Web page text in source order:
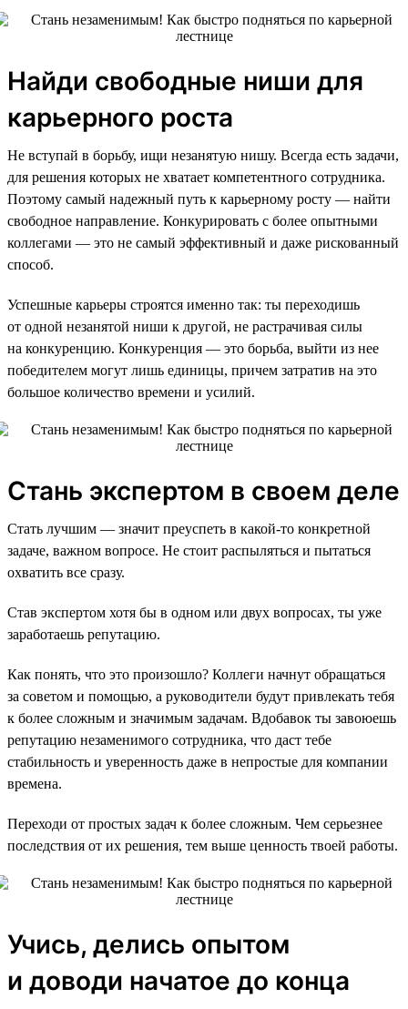
Найди свободные ниши для
карьерного роста
Не вступай в борьбу, ищи незанятую нишу. Всегда есть задачи,
для решения которых не хватает компетентного сотрудника.
Поэтому самый надежный путь к карьерному росту — найти
свободное направление. Конкурировать с более опытными
коллегами — это не самый эффективный и даже рискованный
способ.
Успешные карьеры строятся именно так: ты переходишь
от одной незанятой ниши к другой, не растрачивая силы
на конкуренцию. Конкуренция — это борьба, выйти из нее
победителем могут лишь единицы, причем затратив на это
большое количество времени и усилий.
Стань экспертом в своем деле
Стать лучшим — значит преуспеть в какой-то конкретной
задаче, важном вопросе. Не стоит распыляться и пытаться
охватить все сразу.
Став экспертом хотя бы в одном или двух вопросах, ты уже
заработаешь репутацию.
Как понять, что это произошло? Коллеги начнут обращаться
за советом и помощью, а руководители будут привлекать тебя
к более сложным и значимым задачам. Вдобавок ты завоюешь
репутацию незаменимого сотрудника, что даст тебе
стабильность и уверенность даже в непростые для компании
времена.
Переходи от простых задач к более сложным. Чем серьезнее
последствия от их решения, тем выше ценность твоей работы.
Учись, делись опытом
и доводи начатое до конца